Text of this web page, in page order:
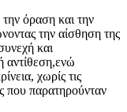
όραση και την
την αίσθηση της
και
αντίθεση,ενώ
χωρίς τις
που παρατηρούνταν